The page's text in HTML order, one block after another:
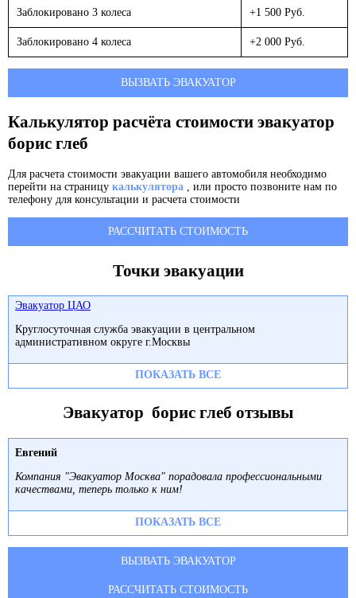
Заблокировано 3 колеса +1 500 Руб.
Заблокировано 4 колеса +2 000 Руб.
ВЫЗВАТЬ ЭВАКУАТОР
Калькулятор расчёта стоимости эвакуатор
борис глеб
Для расчета стоимости эвакуации вашего автомобиля необходимо
перейти на страницу калькулятора , или просто позвоните нам по
телефону для консультации и расчета стоимости
РАССЧИТАТЬ СТОИМОСТЬ
Точки эвакуации
Эвакуатор ЦАО
Круглосуточная служба эвакуации в центральном
административном округе г.Москвы
ПОКАЗАТЬ ВСЕ
Эвакуатор борис глеб отзывы
Евгений
Компания "Эвакуатор Москва" порадовала профессиональными
качествами, теперь только к ним!
ПОКАЗАТЬ ВСЕ
ВЫЗВАТЬ ЭВАКУАТОР
РАССЧИТАТЬ СТОИМОСТЬ